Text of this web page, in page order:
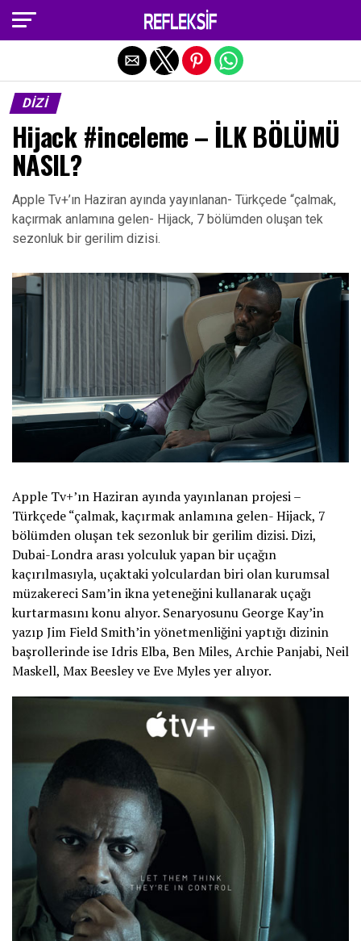
DIZI
Hijack #inceleme – İLK BÖLÜMÜ
NASIL?
Apple Tv+’ın Haziran ayında yayınlanan- Türkçede “çalmak,
kaçırmak anlamına gelen- Hijack, 7 bölümden oluşan tek
sezonluk bir gerilim dizisi.
Apple Tv+’ın Haziran ayında yayınlanan projesi –
Türkçede “çalmak, kaçırmak anlamına gelen- Hijack, 7
bölümden oluşan tek sezonluk bir gerilim dizisi. Dizi,
Dubai-Londra arası yolculuk yapan bir uçağın
kaçırılmasıyla, uçaktaki yolculardan biri olan kurumsal
müzakereci Sam’in ikna yeteneğini kullanarak uçağı
kurtarmasını konu alıyor. Senaryosunu George Kay’in
yazıp Jim Field Smith’in yönetmenliğini yaptığı dizinin
başrollerinde ise Idris Elba, Ben Miles, Archie Panjabi, Neil
Maskell, Max Beesley ve Eve Myles yer alıyor.
Exit mobile version